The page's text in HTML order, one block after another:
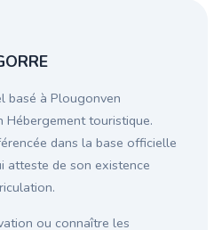
basé à Plougonven
Hébergement touristique.
dans la base officielle
atteste de son existence
ou connaître les